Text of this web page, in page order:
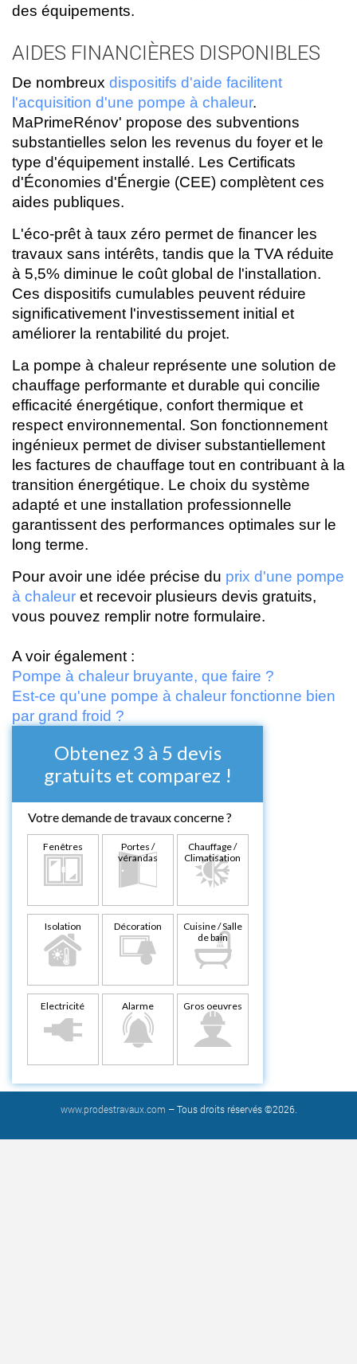
des équipements.
AIDES FINANCIÈRES DISPONIBLES
De nombreux dispositifs d'aide facilitent
l'acquisition d'une pompe à chaleur.
MaPrimeRénov' propose des subventions
substantielles selon les revenus du foyer et le
type d'équipement installé. Les Certificats
d'Économies d'Énergie (CEE) complètent ces
aides publiques.
L'éco-prêt à taux zéro permet de financer les
travaux sans intérêts, tandis que la TVA réduite
à 5,5% diminue le coût global de l'installation.
Ces dispositifs cumulables peuvent réduire
significativement l'investissement initial et
améliorer la rentabilité du projet.
La pompe à chaleur représente une solution de
chauffage performante et durable qui concilie
efficacité énergétique, confort thermique et
respect environnemental. Son fonctionnement
ingénieux permet de diviser substantiellement
les factures de chauffage tout en contribuant à la
transition énergétique. Le choix du système
adapté et une installation professionnelle
garantissent des performances optimales sur le
long terme.
Pour avoir une idée précise du prix d'une pompe
à chaleur et recevoir plusieurs devis gratuits,
vous pouvez remplir notre formulaire.
A voir également :
Pompe à chaleur bruyante, que faire ?
Est-ce qu'une pompe à chaleur fonctionne bien
par grand froid ?
Obtenez 3 à 5 devis
gratuits et comparez !
Votre demande de travaux concerne ?
Fenêtres
Portes /
vérandas
Chauffage /
Climatisation
Isolation Décoration
Cuisine / Salle
de bain
Electricité Alarme Gros oeuvres
www.prodestravaux.com – Tous droits réservés ©2026.